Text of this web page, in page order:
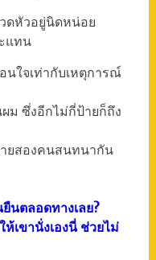
ดหัวอยู่นิดหน่อย
แทน
นใจเท่ากับเหตุการณ์
ม ซึ่งอีกไม่กี่ป้ายก็ถึง
ยสองคนสนทนากัน
นตลอดทางเลย?
เขานั่งเองนี่ ช่วยไม่